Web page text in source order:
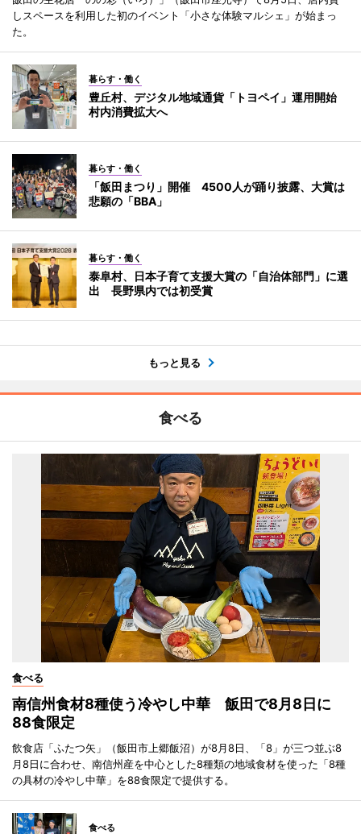
しスペースを利用した初のイベント「小さな体験マルシェ」が始まっ
た。
暮らす・働く
豊丘村、デジタル地域通貨「トヨペイ」運用開始
村内消費拡大へ
暮らす・働く
「飯田まつり」開催 4500人が踊り披露、大賞は
悲願の「BBA」
暮らす・働く
泰阜村、日本子育て支援大賞の「自治体部門」に選
出 長野県内では初受賞
もっと見る
食べる
食べる
南信州食材8種使う冷やし中華 飯田で8月8日に
88食限定
飲食店「ふたつ矢」（飯田市上郷飯沼）が8月8日、「8」が三つ並ぶ8
月8日に合わせ、南信州産を中心とした8種類の地域食材を使った「8種
の具材の冷やし中華」を88食限定で提供する。
食べる